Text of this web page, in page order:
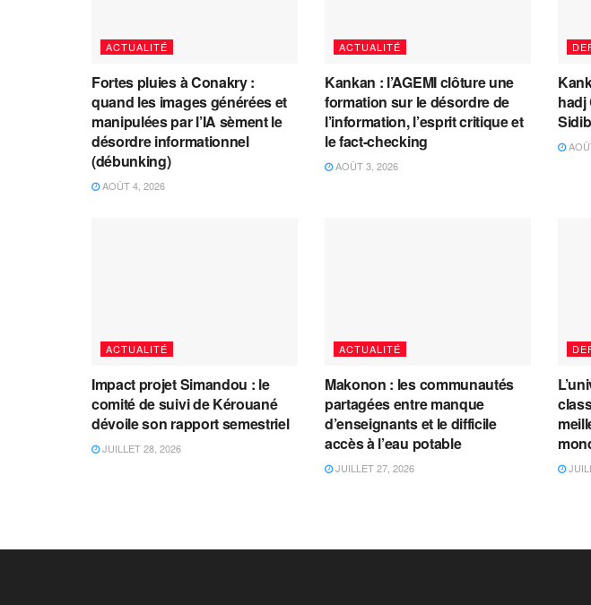
ACTUALITÉ
Fortes pluies à Conakry :
quand les images générées et
manipulées par l’IA sèment le
désordre informationnel
(débunking)
AOÛT 4, 2026
ACTUALITÉ
Kankan : l’AGEMI clôture une
formation sur le désordre de
l’information, l’esprit critique et
le fact-checking
AOÛT 3, 2026
hadj
ACTUALITÉ
Impact projet Simandou : le
comité de suivi de Kérouané
dévoile son rapport semestriel
JUILLET 28, 2026
ACTUALITÉ
Makonon : les communautés
partagées entre manque
d’enseignants et le difficile
accès à l’eau potable
JUILLET 27, 2026